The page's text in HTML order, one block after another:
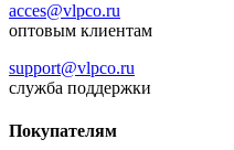
acces@vlpco.ru
оптовым клиентам
support@vlpco.ru
служба поддержки
Покупателям